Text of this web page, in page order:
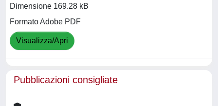
Dimensione 169.28 kB
Formato Adobe PDF
Visualizza/Apri
Pubblicazioni consigliate